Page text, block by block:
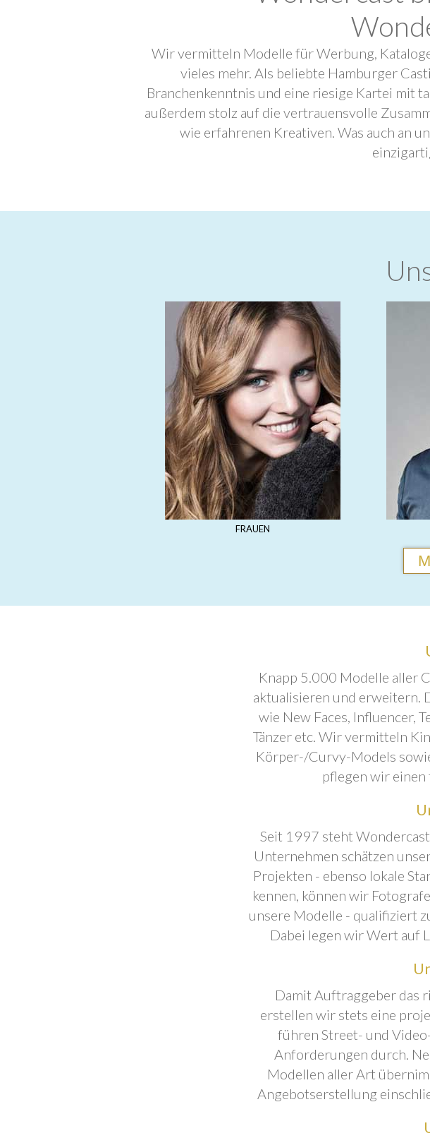
Wir vermitteln Modelle für Werbung,
vieles mehr. Als beliebte Hamburger
Branchenkenntnis und eine riesige Kartei mit
außerdem stolz auf die vertrauensvolle
wie erfahrenen Kreativen. Was auch an
FRAUEN
Knapp 5.000 Modelle aller
aktualisieren und erweitern.
wie New Faces, Influencer,
Tänzer etc. Wir vermitteln
Körper-/Curvy-Models
pflegen wir
Seit 1997 steht
Unternehmen schätzen
Projekten - ebenso lokale
kennen, können wir
unsere Modelle - qualifiziert
Dabei legen wir Wert auf
Damit Auftraggeber das
erstellen wir stets eine
führen Street- und
Anforderungen durch.
Modellen aller Art
Angebotserstellung